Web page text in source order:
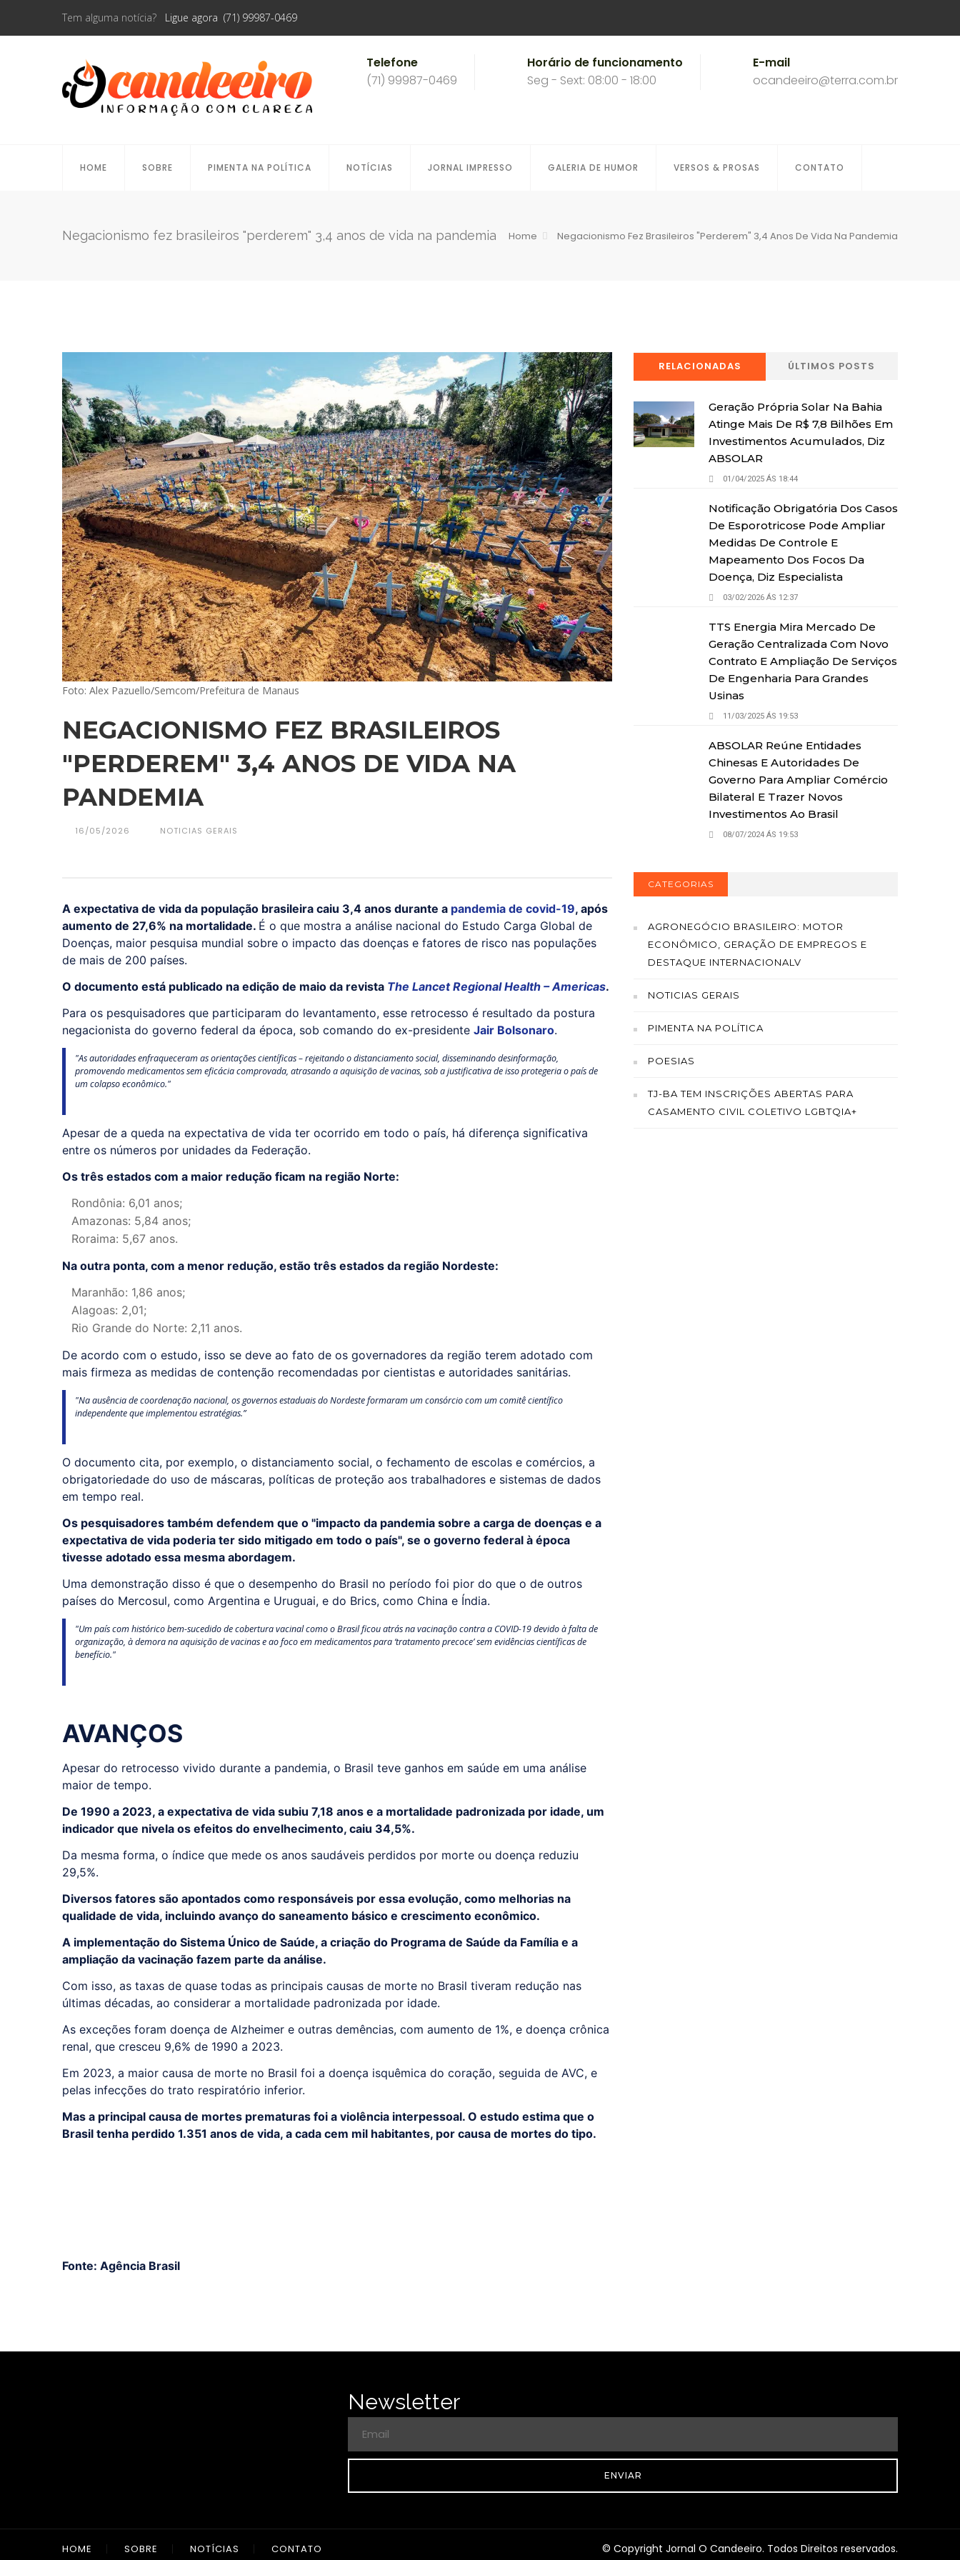
Tem alguma notícia? Ligue agora (71) 99987-0469
Telefone
(71) 99987-0469
Horário de funcionamento
Seg - Sext: 08:00 - 18:00
E-mail
ocandeeiro@terra.com.br
HOME SOBRE PIMENTA NA POLÍTICA NOTÍCIAS JORNAL IMPRESSO GALERIA DE HUMOR VERSOS & PROSAS CONTATO
Negacionismo fez brasileiros "perderem" 3,4 anos de vida na pandemia Home Negacionismo Fez Brasileiros "perderem" 3,4 Anos De Vida Na Pandemia
Foto: Alex Pazuello/Semcom/Prefeitura de Manaus
NEGACIONISMO FEZ BRASILEIROS
"PERDEREM" 3,4 ANOS DE VIDA NA
PANDEMIA
16/05/2026 NOTICIAS GERAIS
A expectativa de vida da população brasileira caiu 3,4 anos durante a pandemia de covid-19, após
aumento de 27,6% na mortalidade. É o que mostra a análise nacional do Estudo Carga Global de
Doenças, maior pesquisa mundial sobre o impacto das doenças e fatores de risco nas populações
de mais de 200 países.
O documento está publicado na edição de maio da revista The Lancet Regional Health – Americas.
Para os pesquisadores que participaram do levantamento, esse retrocesso é resultado da postura
negacionista do governo federal da época, sob comando do ex-presidente Jair Bolsonaro.
"As autoridades enfraqueceram as orientações científicas – rejeitando o distanciamento social, disseminando desinformação,
promovendo medicamentos sem eficácia comprovada, atrasando a aquisição de vacinas, sob a justificativa de isso protegeria o país de
um colapso econômico."
Apesar de a queda na expectativa de vida ter ocorrido em todo o país, há diferença significativa
entre os números por unidades da Federação.
Os três estados com a maior redução ficam na região Norte:
Rondônia: 6,01 anos;
Amazonas: 5,84 anos;
Roraima: 5,67 anos.
Na outra ponta, com a menor redução, estão três estados da região Nordeste:
Maranhão: 1,86 anos;
Alagoas: 2,01;
Rio Grande do Norte: 2,11 anos.
De acordo com o estudo, isso se deve ao fato de os governadores da região terem adotado com
mais firmeza as medidas de contenção recomendadas por cientistas e autoridades sanitárias.
"Na ausência de coordenação nacional, os governos estaduais do Nordeste formaram um consórcio com um comitê científico
independente que implementou estratégias.”
O documento cita, por exemplo, o distanciamento social, o fechamento de escolas e comércios, a
obrigatoriedade do uso de máscaras, políticas de proteção aos trabalhadores e sistemas de dados
em tempo real.
Os pesquisadores também defendem que o "impacto da pandemia sobre a carga de doenças e a
expectativa de vida poderia ter sido mitigado em todo o país", se o governo federal à época
tivesse adotado essa mesma abordagem.
Uma demonstração disso é que o desempenho do Brasil no período foi pior do que o de outros
países do Mercosul, como Argentina e Uruguai, e do Brics, como China e Índia.
"Um país com histórico bem-sucedido de cobertura vacinal como o Brasil ficou atrás na vacinação contra a COVID-19 devido à falta de
organização, à demora na aquisição de vacinas e ao foco em medicamentos para ‘tratamento precoce’ sem evidências científicas de
benefício."
AVANÇOS
Apesar do retrocesso vivido durante a pandemia, o Brasil teve ganhos em saúde em uma análise
maior de tempo.
De 1990 a 2023, a expectativa de vida subiu 7,18 anos e a mortalidade padronizada por idade, um
indicador que nivela os efeitos do envelhecimento, caiu 34,5%.
Da mesma forma, o índice que mede os anos saudáveis perdidos por morte ou doença reduziu
29,5%.
Diversos fatores são apontados como responsáveis por essa evolução, como melhorias na
qualidade de vida, incluindo avanço do saneamento básico e crescimento econômico.
A implementação do Sistema Único de Saúde, a criação do Programa de Saúde da Família e a
ampliação da vacinação fazem parte da análise.
Com isso, as taxas de quase todas as principais causas de morte no Brasil tiveram redução nas
últimas décadas, ao considerar a mortalidade padronizada por idade.
As exceções foram doença de Alzheimer e outras demências, com aumento de 1%, e doença crônica
renal, que cresceu 9,6% de 1990 a 2023.
Em 2023, a maior causa de morte no Brasil foi a doença isquêmica do coração, seguida de AVC, e
pelas infecções do trato respiratório inferior.
Mas a principal causa de mortes prematuras foi a violência interpessoal. O estudo estima que o
Brasil tenha perdido 1.351 anos de vida, a cada cem mil habitantes, por causa de mortes do tipo.
Fonte: Agência Brasil
RELACIONADAS ÚLTIMOS POSTS
Geração Própria Solar Na Bahia
Atinge Mais De R$ 7,8 Bilhões Em
Investimentos Acumulados, Diz
ABSOLAR
01/04/2025 ÁS 18:44
Notificação Obrigatória Dos Casos
De Esporotricose Pode Ampliar
Medidas De Controle E
Mapeamento Dos Focos Da
Doença, Diz Especialista
03/02/2026 ÁS 12:37
TTS Energia Mira Mercado De
Geração Centralizada Com Novo
Contrato E Ampliação De Serviços
De Engenharia Para Grandes
Usinas
11/03/2025 ÁS 19:53
ABSOLAR Reúne Entidades
Chinesas E Autoridades De
Governo Para Ampliar Comércio
Bilateral E Trazer Novos
Investimentos Ao Brasil
08/07/2024 ÁS 19:53
CATEGORIAS
AGRONEGÓCIO BRASILEIRO: MOTOR
ECONÔMICO, GERAÇÃO DE EMPREGOS E
DESTAQUE INTERNACIONALV
NOTICIAS GERAIS
PIMENTA NA POLÍTICA
POESIAS
TJ-BA TEM INSCRIÇÕES ABERTAS PARA
CASAMENTO CIVIL COLETIVO LGBTQIA+
Newsletter
ENVIAR
HOME SOBRE NOTÍCIAS CONTATO © Copyright Jornal O Candeeiro. Todos Direitos reservados.